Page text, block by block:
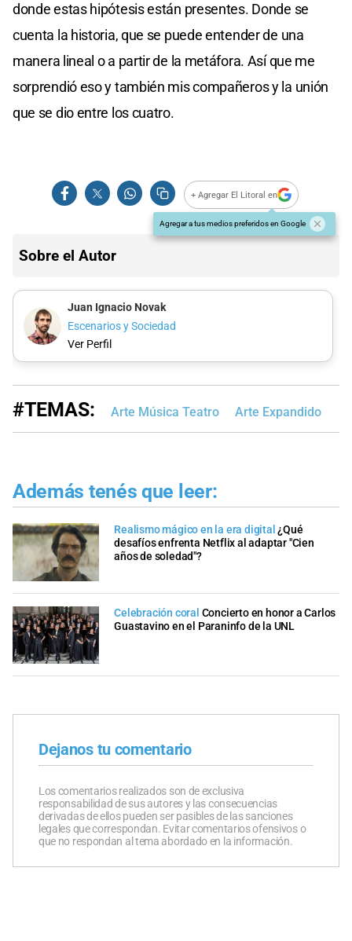
donde estas hipótesis están presentes. Donde se
cuenta la historia, que se puede entender de una
manera lineal o a partir de la metáfora. Así que me
sorprendió eso y también mis compañeros y la unión
que se dio entre los cuatro.
+ Agregar El Litoral en
Agregar a tus medios preferidos en Google
Sobre el Autor
Juan Ignacio Novak
Escenarios y Sociedad
Ver Perfil
#TEMAS: Arte Música Teatro Arte Expandido
Además tenés que leer:
Realismo mágico en la era digital ¿Qué
desafíos enfrenta Netflix al adaptar "Cien
años de soledad"?
Celebración coral Concierto en honor a Carlos
Guastavino en el Paraninfo de la UNL
Dejanos tu comentario
Los comentarios realizados son de exclusiva
responsabilidad de sus autores y las consecuencias
derivadas de ellos pueden ser pasibles de las sanciones
legales que correspondan. Evitar comentarios ofensivos o
que no respondan al tema abordado en la información.